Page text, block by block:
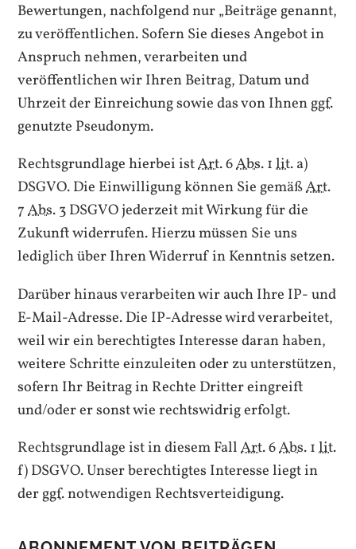
Bewertungen, nachfolgend nur „Beiträge genannt,
zu veröffentlichen. Sofern Sie dieses Angebot in
Anspruch nehmen, verarbeiten und
veröffentlichen wir Ihren Beitrag, Datum und
Uhrzeit der Einreichung sowie das von Ihnenggf.
genutzte Pseudonym.
Rechtsgrundlage hierbei istArt.6Abs.1lit.a)
DSGVO. Die Einwilligung können Sie gemäßArt.
7Abs.3 DSGVO jederzeit mit Wirkung für die
Zukunft widerrufen. Hierzu müssen Sie uns
lediglich über Ihren Widerruf in Kenntnis setzen.
Darüber hinaus verarbeiten wir auch Ihre IP- und
E-Mail-Adresse. Die IP-Adresse wird verarbeitet,
weil wir ein berechtigtes Interesse daran haben,
weitere Schritte einzuleiten oder zu unterstützen,
sofern Ihr Beitrag in Rechte Dritter eingreift
und/oder er sonst wie rechtswidrig erfolgt.
Rechtsgrundlage ist in diesem FallArt.6Abs.1lit.
f) DSGVO. Unser berechtigtes Interesse liegt in
derggf.notwendigen Rechtsverteidigung.